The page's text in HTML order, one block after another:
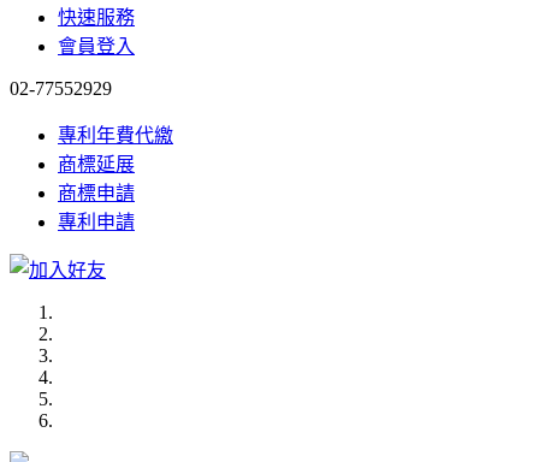
快速服務
會員登入
02-77552929
專利年費代繳
商標延展
商標申請
專利申請